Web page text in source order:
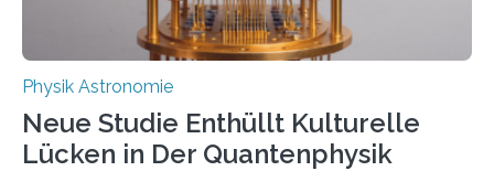
Physik Astronomie
Neue Studie Enthüllt Kulturelle
Lücken in Der Quantenphysik